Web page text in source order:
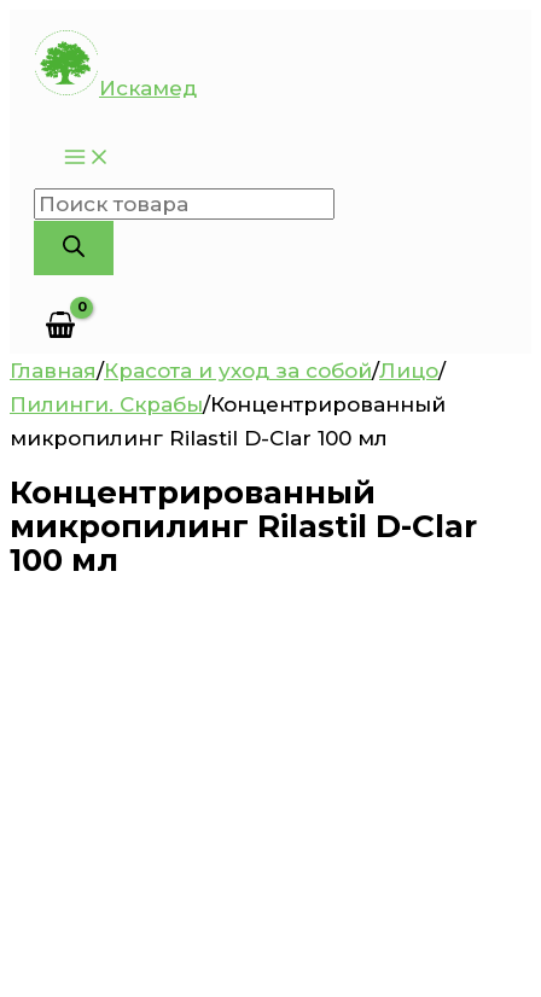
Перейти
содержимому
Искамед
Поиск
товаров
Главная/Красота и уход за собой/Лицо/
Пилинги. Скрабы/Концентрированный
микропилинг Rilastil D-Clar 100 мл
Концентрированный
микропилинг Rilastil D-Clar
100 мл